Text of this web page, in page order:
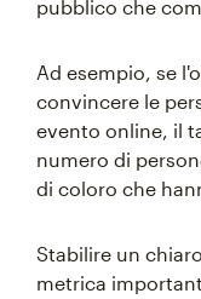
pubblico che
Ad esempio, se
convincere le
evento online, il
numero di
di coloro che
Stabilire un
metrica